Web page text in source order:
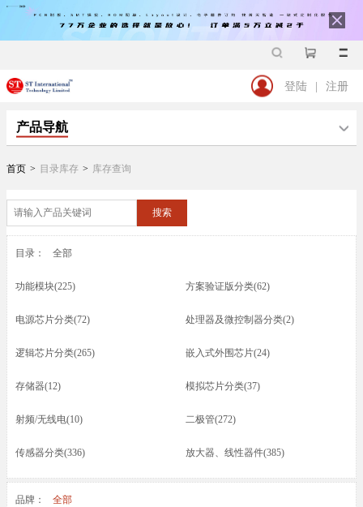
登陆 | 注册
产品导航
首页 > 目录库存 > 库存查询
搜索
目录： 全部
功能模块(225) 方案验证版分类(62)
电源芯片分类(72) 处理器及微控制器分类(2)
逻辑芯片分类(265) 嵌入式外围芯片(24)
存储器(12) 模拟芯片分类(37)
射频/无线电(10) 二极管(272)
传感器分类(336) 放大器、线性器件(385)
接口芯片分类(166) 驱动器(8)
品牌： 全部